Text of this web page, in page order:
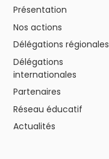
Présentation
Nos actions
Délégations régionales
Délégations
internationales
Partenaires
Réseau éducatif
Actualités